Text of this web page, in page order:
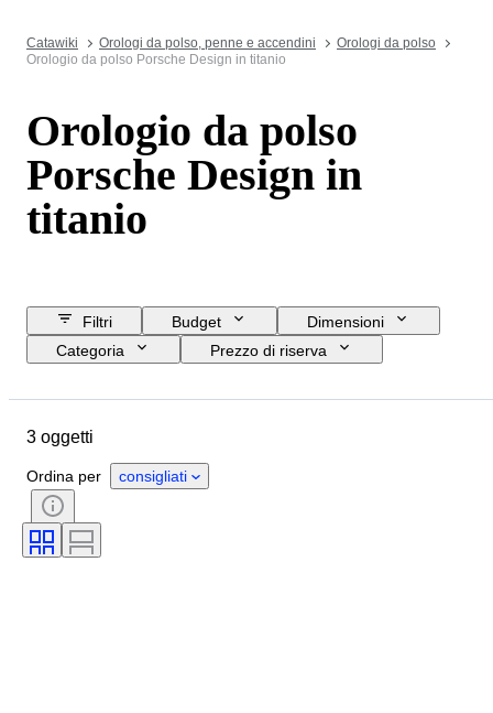
Catawiki Orologi da polso, penne e accendini
Orologi da polso
Orologio da polso Porsche Design in titanio
Orologio da polso
Porsche Design in
titanio
Filtri Budget
Dimensioni
Categoria
Prezzo di riserva
Genere
Movimento dell'orologio
Lunghezza del cinturino dell’orologio
Materiale del cinturino dell’orologio
Diametro della cassa
3 oggetti
Ordina per consigliati